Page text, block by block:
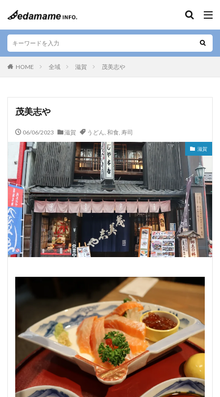
HOME 全域 滋賀 茂美志や
茂美志や
06/06/2023 滋賀 うどん, 和食, 寿司
滋賀
エリア
テイクアウト
お好み焼き ラーメン
肉料理
お土産 ご当地料理
ベジタリアン
ステーキ
海鮮 カレー 串焼き
バー
焼肉
しゃぶしゃぶ すきやき
グルテンフリー
定食
ビーガン 串カツ 日本酒
そば
懐石料理
中華料理 天ぷら ハラル
弁当
うどん
とんかつ 和牛 焼き鳥
検索